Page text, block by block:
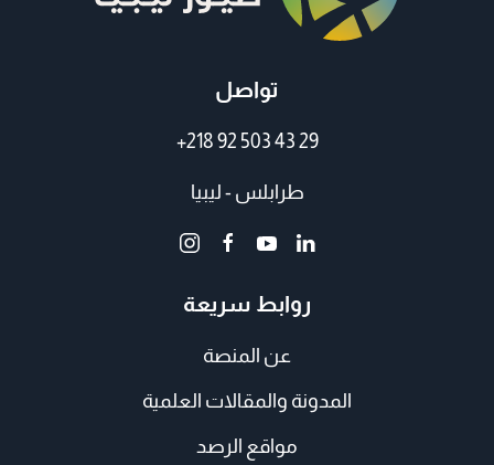
تواصل
+218 92 503 43 29
طرابلس - ليبيا
روابط سريعة
عن المنصة
المدونة والمقالات العلمية
مواقع الرصد